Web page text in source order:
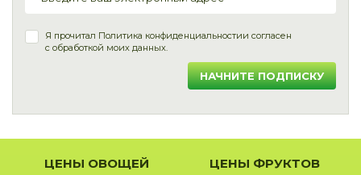
Я прочитал Политика конфиденциальностии согласен
с обработкой моих данных.
НАЧНИТЕ ПОДПИСКУ
ЦЕНЫ ОВОЩЕЙ ЦЕНЫ ФРУКТОВ